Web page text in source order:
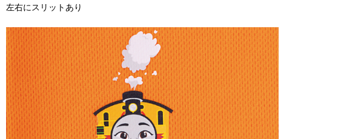
左右にスリットあり